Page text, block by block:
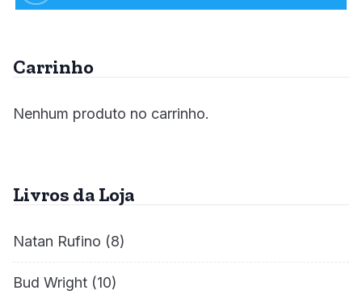
Carrinho
Nenhum produto no carrinho.
Livros da Loja
Natan Rufino (8)
Bud Wright (10)